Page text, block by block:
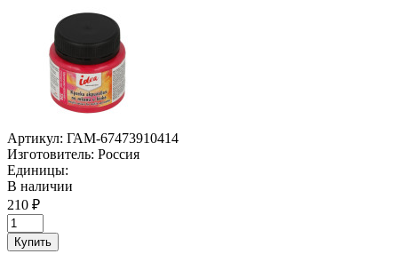
Артикул: ГАМ-67473910414
Изготовитель: Россия
Единицы:
В наличии
210 ₽
Купить